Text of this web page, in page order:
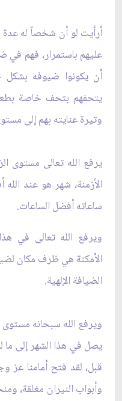
أرأيت لو أن شخصاً له عدة
عليهم باستمرار، فهم في
أن يكونوا ضيوفه
يتحفهم بتحف خاصة
وتيرة عنايته بهم إلى
يرفع الله تعالى مستوى
الأزمنة، شهر هو عند الله
ساعاته أفضل الساعات.
ويرفع الله تعالى في
الأمكنة هي ظرف مكان
الضيافة الإلهية.
ويرفع الله سبحانه مستوى
يصل في هذا الشهر إلى ما
قبل، لقد فتح أمامنا عز
وأبواب النيران مغلقة،